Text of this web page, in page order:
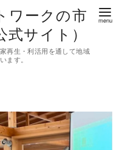
ワークの市
サイト）
再生・利活用を通して地域
ます。